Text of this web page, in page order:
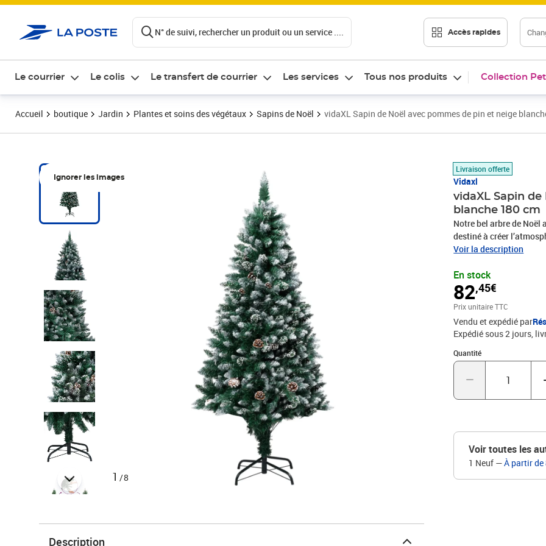
N° de suivi, rechercher un produit ou un service .... Accès rapides
Le courrier Le colis Le transfert de courrier Les services Tous nos produits Collection
Accueil boutique Jardin Plantes et soins des végétaux Sapins de Noël vidaXL Sapin de Noël avec pommes de pin et neige
Ignorer les images
1 /8
Livraison offerte
Vidaxl
vidaXL Sapin
blanche 180 cm
Notre bel arbre de
destiné à créer
pointues avec de la
dans n’importe quelle
qui en fait un choix très
une base en métal pour
beau sapin de Noël
180 cmDiamètre de
pointesDécoré avec
:1 x sapin de Noël 1 x
Voir la description
En stock
82,45€
Prix 82,45€
Prix unitaire TTC
Vendu et expédié par
Expédié sous 2 jours
Quantité
Quantité : 1
Voir toutes les
1 Neuf —À partir de
Description